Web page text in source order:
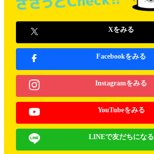
Xをみる
Facebookをみる
Instagramをみる
YouTubeをみる
LINEで友だちになる